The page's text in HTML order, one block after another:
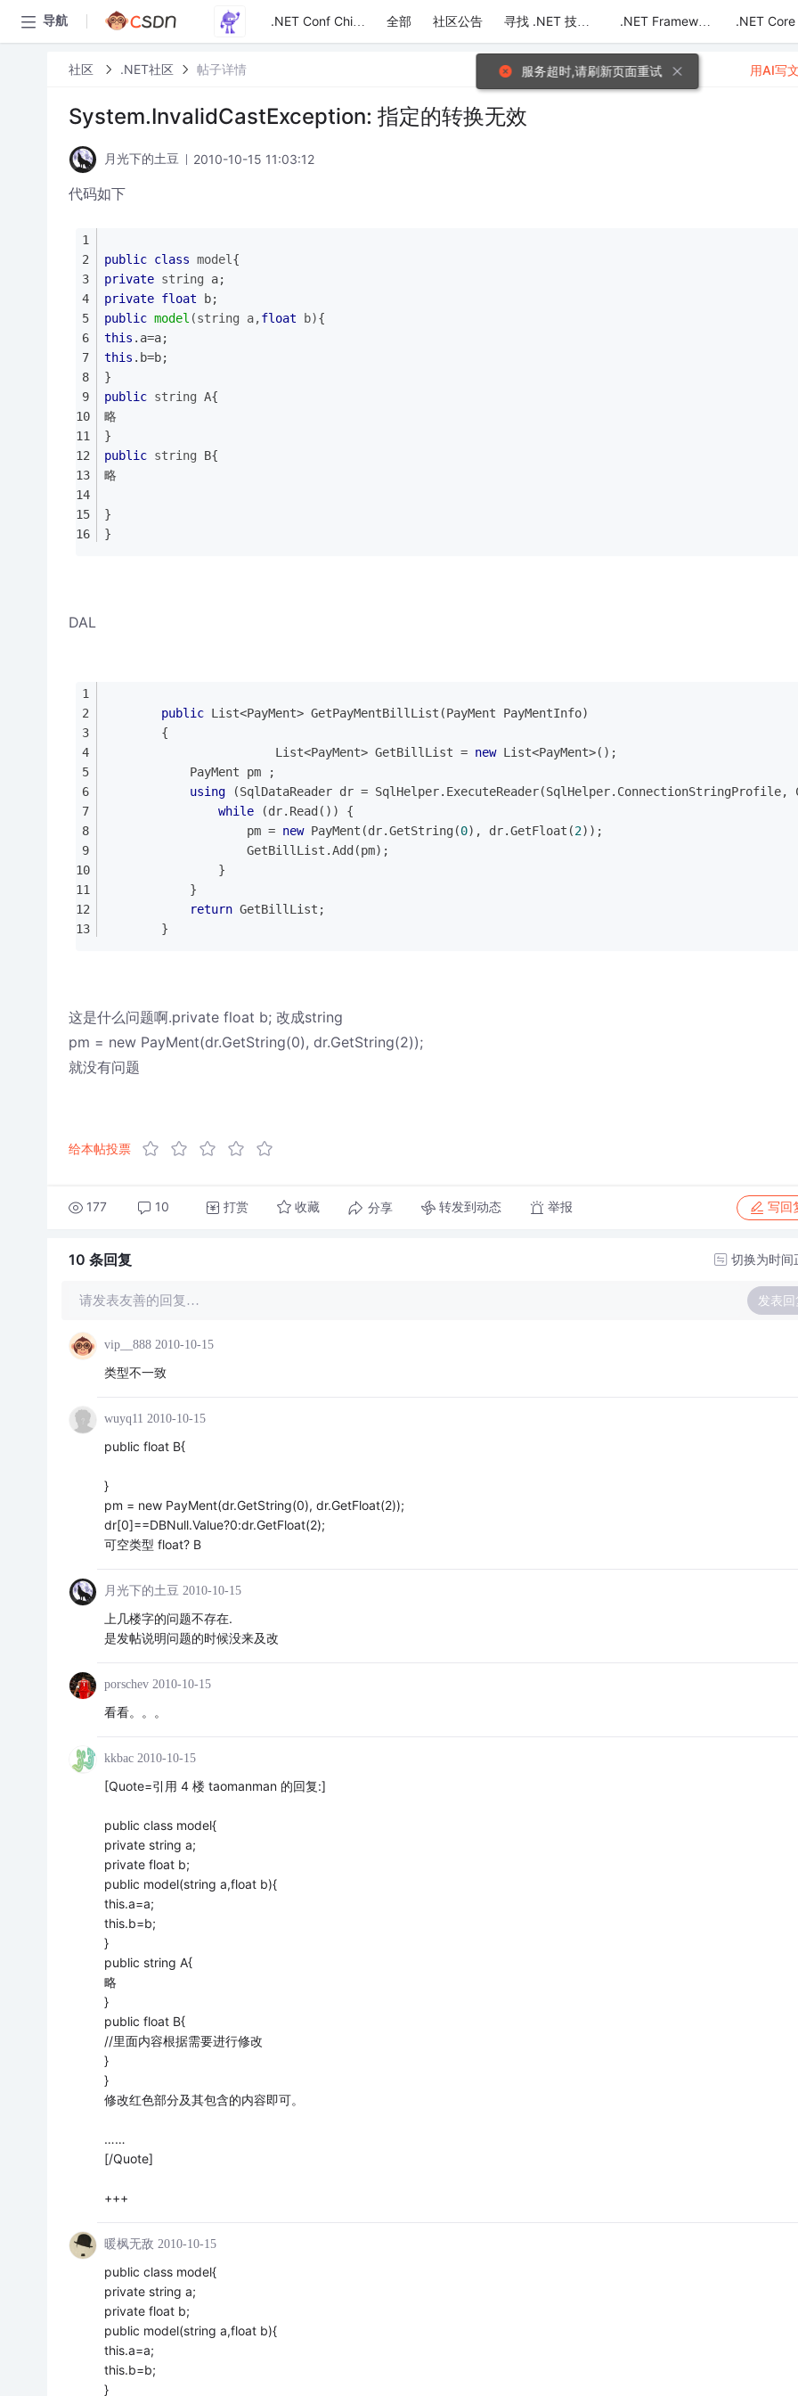
导航 .NET Conf China 全部 社区公告 寻找 .NET 技术达人 .NET Framework .NET Core
社区 .NET社区 帖子详情
System.InvalidCastException: 指定的转换无效
月光下的土豆 2010-10-15 11:03:12
代码如下
public class model {
private string a;
private float b;
public model (string a,float b){
this .a=a;
this .b=b;
}
public string A{
略
}
public string B{
略
}
}
DAL
public List<PayMent> GetPayMentBillList(PayMent PayMentInfo)
        {
                        List<PayMent> GetBillList =
new List<PayMent>();
            PayMent pm ;
using (SqlDataReader dr = SqlHelper.ExecuteReader(SqlHelper.ConnectionStringProfile,
while (dr.Read()) {
                    pm =
new PayMent(dr.GetString(0), dr.GetFloat(2));
                    GetBillList.Add(pm);
                }
            }
return GetBillList;
        }
这是什么问题啊.private float b; 改成string
pm = new PayMent(dr.GetString(0), dr.GetString(2));
就没有问题
给本帖投票
177 10 打赏 收藏 分享 转发到动态 举报 写回
用AI写
10 条回复 切换为时间
请发表友善的回复… 发表回
vip__888 2010-10-15
类型不一致
wuyq11 2010-10-15
public float B{
}
pm = new PayMent(dr.GetString(0), dr.GetFloat(2));
dr[0]==DBNull.Value?0:dr.GetFloat(2);
可空类型 float? B
月光下的土豆 2010-10-15
上几楼字的问题不存在.
是发帖说明问题的时候没来及改
porschev 2010-10-15
看看。。。
kkbac 2010-10-15
[Quote=引用 4 楼 taomanman 的回复:]
public class model{
private string a;
private float b;
public model(string a,float b){
this.a=a;
this.b=b;
}
public string A{
略
}
public float B{
//里面内容根据需要进行修改
}
}
修改红色部分及其包含的内容即可。
……
[/Quote]
+++
暖枫无敌 2010-10-15
public class model{
private string a;
private float b;
public model(string a,float b){
this.a=a;
this.b=b;
}
服务超时,请刷新页面重试